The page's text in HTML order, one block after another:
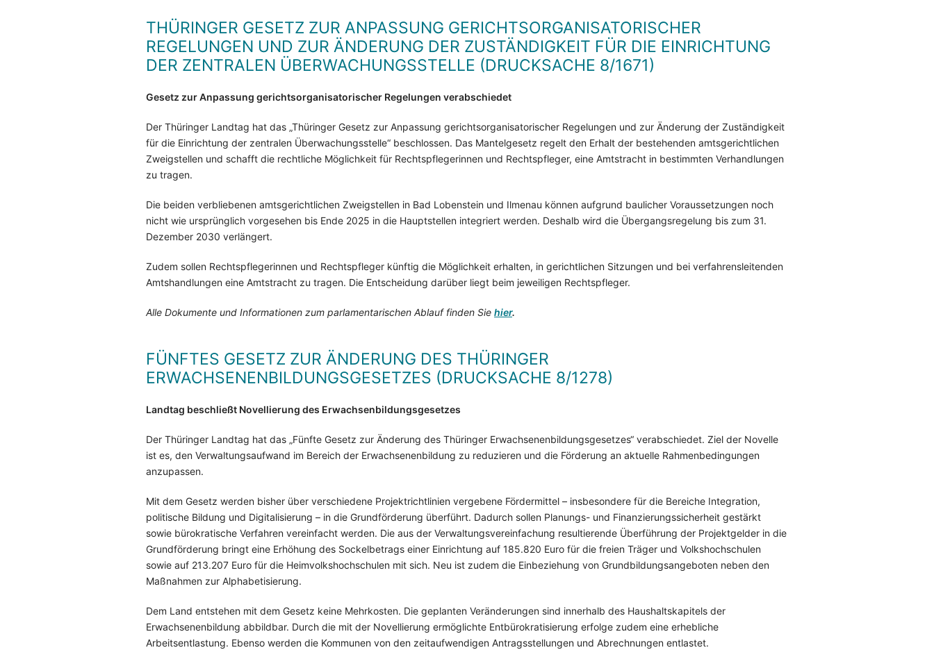
THÜRINGER GESETZ ZUR ANPASSUNG GERICHTSORGANISATORISCHER
REGELUNGEN UND ZUR ÄNDERUNG DER ZUSTÄNDIGKEIT FÜR DIE EINRICHTUNG
DER ZENTRALEN ÜBERWACHUNGSSTELLE (DRUCKSACHE 8/1671)
Gesetz zur Anpassung gerichtsorganisatorischer Regelungen verabschiedet
Der Thüringer Landtag hat das „Thüringer Gesetz zur Anpassung gerichtsorganisatorischer Regelungen und zur Änderung der Zuständigkeit
für die Einrichtung der zentralen Überwachungsstelle“ beschlossen. Das Mantelgesetz regelt den Erhalt der bestehenden amtsgerichtlichen
Zweigstellen und schafft die rechtliche Möglichkeit für Rechtspflegerinnen und Rechtspfleger, eine Amtstracht in bestimmten Verhandlungen
zu tragen.
Die beiden verbliebenen amtsgerichtlichen Zweigstellen in Bad Lobenstein und Ilmenau können aufgrund baulicher Voraussetzungen noch
nicht wie ursprünglich vorgesehen bis Ende 2025 in die Hauptstellen integriert werden. Deshalb wird die Übergangsregelung bis zum 31.
Dezember 2030 verlängert.
Zudem sollen Rechtspflegerinnen und Rechtspfleger künftig die Möglichkeit erhalten, in gerichtlichen Sitzungen und bei verfahrensleitenden
Amtshandlungen eine Amtstracht zu tragen. Die Entscheidung darüber liegt beim jeweiligen Rechtspfleger.
Alle Dokumente und Informationen zum parlamentarischen Ablauf finden Sie hier.
FÜNFTES GESETZ ZUR ÄNDERUNG DES THÜRINGER
ERWACHSENENBILDUNGSGESETZES (DRUCKSACHE 8/1278)
Landtag beschließt Novellierung des Erwachsenbildungsgesetzes
Der Thüringer Landtag hat das „Fünfte Gesetz zur Änderung des Thüringer Erwachsenenbildungsgesetzes“ verabschiedet. Ziel der Novelle
ist es, den Verwaltungsaufwand im Bereich der Erwachsenenbildung zu reduzieren und die Förderung an aktuelle Rahmenbedingungen
anzupassen.
Mit dem Gesetz werden bisher über verschiedene Projektrichtlinien vergebene Fördermittel – insbesondere für die Bereiche Integration,
politische Bildung und Digitalisierung – in die Grundförderung überführt. Dadurch sollen Planungs- und Finanzierungssicherheit gestärkt
sowie bürokratische Verfahren vereinfacht werden. Die aus der Verwaltungsvereinfachung resultierende Überführung der Projektgelder in die
Grundförderung bringt eine Erhöhung des Sockelbetrags einer Einrichtung auf 185.820 Euro für die freien Träger und Volkshochschulen
sowie auf 213.207 Euro für die Heimvolkshochschulen mit sich. Neu ist zudem die Einbeziehung von Grundbildungsangeboten neben den
Maßnahmen zur Alphabetisierung.
Dem Land entstehen mit dem Gesetz keine Mehrkosten. Die geplanten Veränderungen sind innerhalb des Haushaltskapitels der
Erwachsenenbildung abbildbar. Durch die mit der Novellierung ermöglichte Entbürokratisierung erfolge zudem eine erhebliche
Arbeitsentlastung. Ebenso werden die Kommunen von den zeitaufwendigen Antragsstellungen und Abrechnungen entlastet.